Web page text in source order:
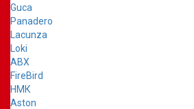
Guca
Panadero
Lacunza
Loki
ABX
FireBird
НМК
Aston